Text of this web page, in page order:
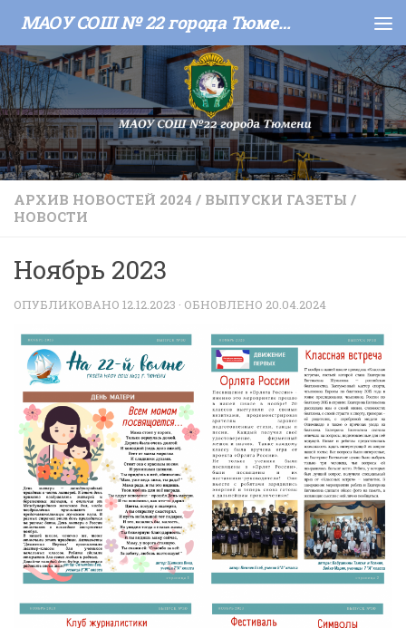
Skip to content МАОУ СОШ № 22 города Тюмени
АРХИВ НОВОСТЕЙ 2024 / ВЫПУСКИ ГАЗЕТЫ /
НОВОСТИ
Ноябрь 2023
ОПУБЛИКОВАНО 12.12.2023 · ОБНОВЛЕНО 20.04.2024